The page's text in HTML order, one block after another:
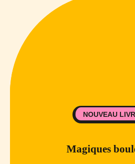
Magiques
NOUVEAU